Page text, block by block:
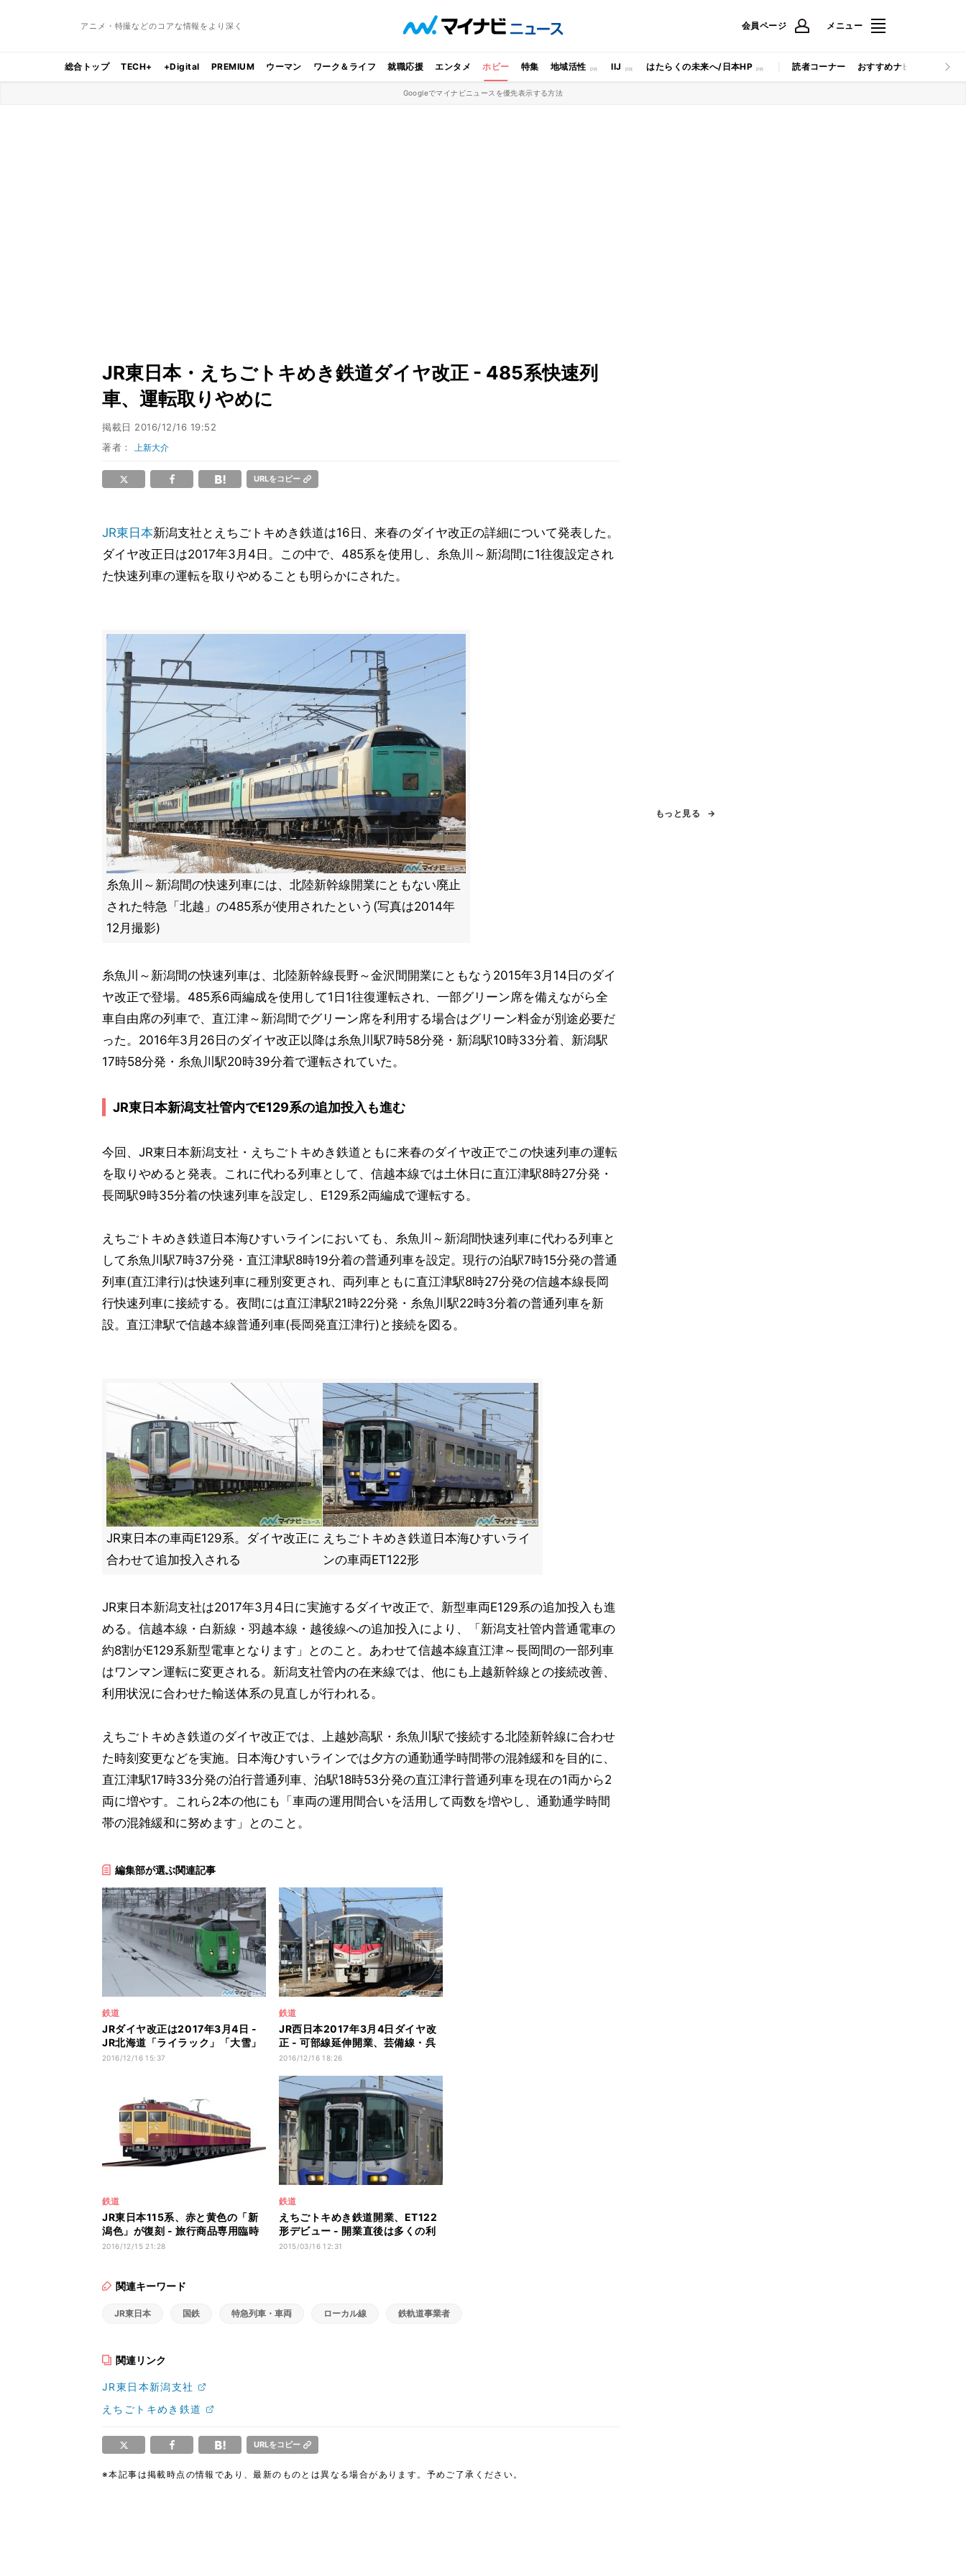
アニメ・特撮などのコアな情報をより深く 会員ページ メニュー
総合トップ TECH+ +Digital PREMIUM ウーマン ワーク＆ライフ 就職応援 エンタメ ホビー 特集 地域活性 IIJ はたらくの未来へ/日本HP 読者コーナー おすすめナビ マイナビ
Googleでマイナビニュースを優先表示する方法
JR東日本・えちごトキめき鉄道ダイヤ改正 - 485系快速列
車、運転取りやめに
掲載日 2016/12/16 19:52
著者： 上新大介
URLをコピー
JR東日本新潟支社とえちごトキめき鉄道は16日、来春のダイヤ改正の詳細について発表した。
ダイヤ改正日は2017年3月4日。この中で、485系を使用し、糸魚川～新潟間に1往復設定され
た快速列車の運転を取りやめることも明らかにされた。
糸魚川～新潟間の快速列車には、北陸新幹線開業にともない廃止
された特急「北越」の485系が使用されたという(写真は2014年
12月撮影)
糸魚川～新潟間の快速列車は、北陸新幹線長野～金沢間開業にともなう2015年3月14日のダイ
ヤ改正で登場。485系6両編成を使用して1日1往復運転され、一部グリーン席を備えながら全
車自由席の列車で、直江津～新潟間でグリーン席を利用する場合はグリーン料金が別途必要だ
った。2016年3月26日のダイヤ改正以降は糸魚川駅7時58分発・新潟駅10時33分着、新潟駅
17時58分発・糸魚川駅20時39分着で運転されていた。
JR東日本新潟支社管内でE129系の追加投入も進む
今回、JR東日本新潟支社・えちごトキめき鉄道ともに来春のダイヤ改正でこの快速列車の運転
を取りやめると発表。これに代わる列車として、信越本線では土休日に直江津駅8時27分発・
長岡駅9時35分着の快速列車を設定し、E129系2両編成で運転する。
えちごトキめき鉄道日本海ひすいラインにおいても、糸魚川～新潟間快速列車に代わる列車と
して糸魚川駅7時37分発・直江津駅8時19分着の普通列車を設定。現行の泊駅7時15分発の普通
列車(直江津行)は快速列車に種別変更され、両列車ともに直江津駅8時27分発の信越本線長岡
行快速列車に接続する。夜間には直江津駅21時22分発・糸魚川駅22時3分着の普通列車を新
設。直江津駅で信越本線普通列車(長岡発直江津行)と接続を図る。
JR東日本の車両E129系。ダイヤ改正に
合わせて追加投入される
えちごトキめき鉄道日本海ひすいライ
ンの車両ET122形
JR東日本新潟支社は2017年3月4日に実施するダイヤ改正で、新型車両E129系の追加投入も進
める。信越本線・白新線・羽越本線・越後線への追加投入により、「新潟支社管内普通電車の
約8割がE129系新型電車となります」とのこと。あわせて信越本線直江津～長岡間の一部列車
はワンマン運転に変更される。新潟支社管内の在来線では、他にも上越新幹線との接続改善、
利用状況に合わせた輸送体系の見直しが行われる。
えちごトキめき鉄道のダイヤ改正では、上越妙高駅・糸魚川駅で接続する北陸新幹線に合わせ
た時刻変更などを実施。日本海ひすいラインでは夕方の通勤通学時間帯の混雑緩和を目的に、
直江津駅17時33分発の泊行普通列車、泊駅18時53分発の直江津行普通列車を現在の1両から2
両に増やす。これら2本の他にも「車両の運用間合いを活用して両数を増やし、通勤通学時間
帯の混雑緩和に努めます」とのこと。
編集部が選ぶ関連記事
鉄道
JRダイヤ改正は2017年3月4日 -
JR北海道「ライラック」「大雪」
列車名復活
2016/12/16 15:37
鉄道
JR西日本2017年3月4日ダイヤ改
正 - 可部線延伸開業、芸備線・呉
線快速増発
2016/12/16 18:26
鉄道
JR東日本115系、赤と黄色の「新
潟色」が復刻 - 旅行商品専用臨時
列車も運転
2016/12/15 21:28
鉄道
えちごトキめき鉄道開業、ET122
形デビュー - 開業直後は多くの利
用者で混雑
2015/03/16 12:31
関連キーワード
JR東日本 国鉄 特急列車・車両 ローカル線 鉄軌道事業者
関連リンク
JR東日本新潟支社
えちごトキめき鉄道
URLをコピー
※本記事は掲載時点の情報であり、最新のものとは異なる場合があります。予めご了承ください。
もっと見る